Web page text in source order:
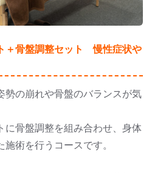
＋骨盤調整セット 慢性症状や
勢の崩れや骨盤のバランスが気
に骨盤調整を組み合わせ、身体
術を行うコースです。